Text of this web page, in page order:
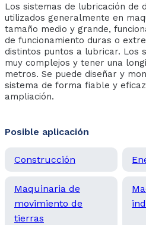
Los sistemas de lubricación de
utilizados generalmente en
tamaño medio y grande,
de funcionamiento duras o
distintos puntos a lubricar. Los
muy complejos y tener una
metros. Se puede diseñar y
sistema de forma fiable y
ampliación.
Posible aplicación
Construcción
Maquinaria de
movimiento de
tierras